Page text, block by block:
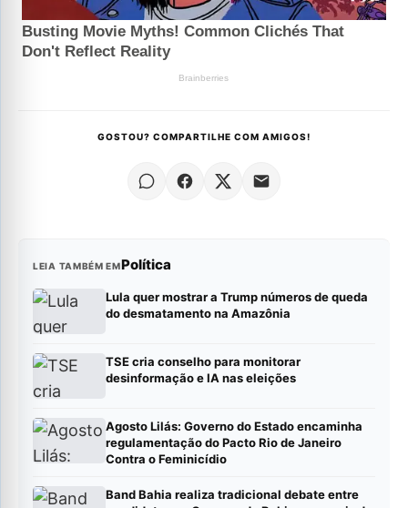
GOSTOU? COMPARTILHE COM AMIGOS!
LEIA TAMBÉM EMPolítica
Lula quer mostrar a Trump números de queda
do desmatamento na Amazônia
TSE cria conselho para monitorar
desinformação e IA nas eleições
Agosto Lilás: Governo do Estado encaminha
regulamentação do Pacto Rio de Janeiro
Contra o Feminicídio
Band Bahia realiza tradicional debate entre